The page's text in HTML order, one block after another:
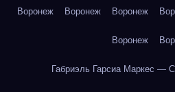
Воронеж Воронеж Воронеж
Воронеж
Габриэль Гарсиа Маркес —